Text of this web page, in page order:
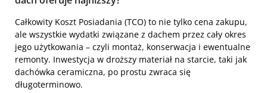
Całkowity Koszt Posiadania (TCO) to nie tylko cena zakupu,
ale wszystkie wydatki związane z dachem przez cały okres
jego użytkowania – czyli montaż, konserwacja i ewentualne
remonty. Inwestycja w droższy materiał na starcie, taki jak
dachówka ceramiczna, po prostu zwraca się
długoterminowo.